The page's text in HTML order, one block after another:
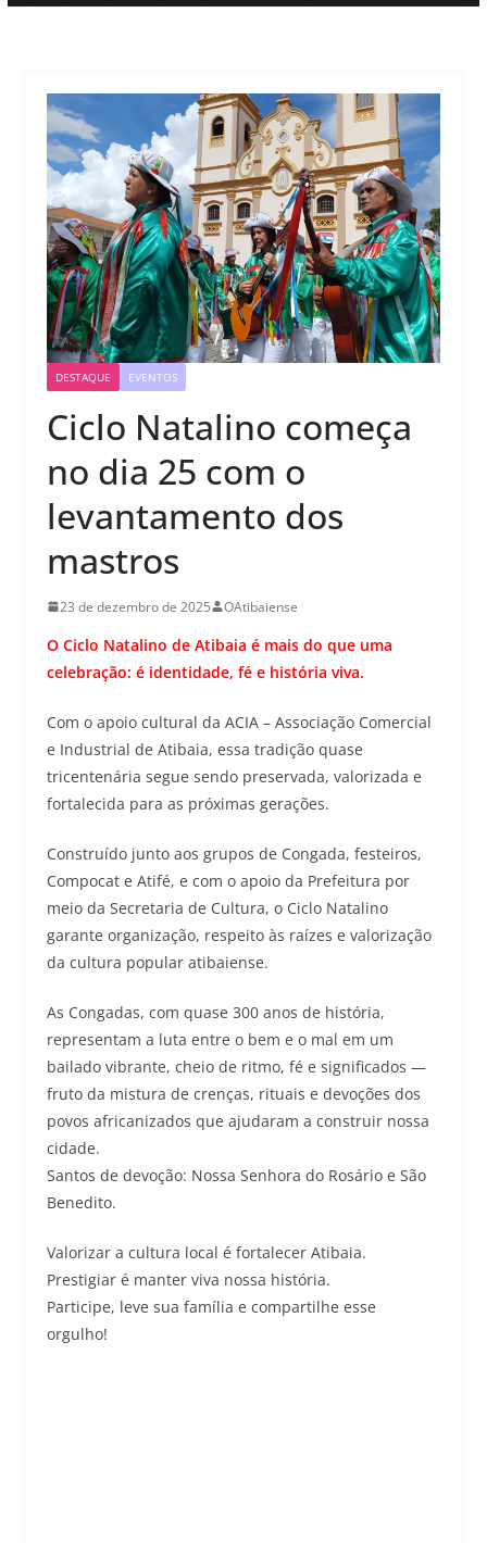
DESTAQUE EVENTOS
Ciclo Natalino começa
no dia 25 com o
levantamento dos
mastros
23 de dezembro de 2025 OAtibaiense
O Ciclo Natalino de Atibaia é mais do que uma
celebração: é identidade, fé e história viva.
Com o apoio cultural da ACIA – Associação Comercial
e Industrial de Atibaia, essa tradição quase
tricentenária segue sendo preservada, valorizada e
fortalecida para as próximas gerações.
Construído junto aos grupos de Congada, festeiros,
Compocat e Atifé, e com o apoio da Prefeitura por
meio da Secretaria de Cultura, o Ciclo Natalino
garante organização, respeito às raízes e valorização
da cultura popular atibaiense.
As Congadas, com quase 300 anos de história,
representam a luta entre o bem e o mal em um
bailado vibrante, cheio de ritmo, fé e significados —
fruto da mistura de crenças, rituais e devoções dos
povos africanizados que ajudaram a construir nossa
cidade.
Santos de devoção: Nossa Senhora do Rosário e São
Benedito.
Valorizar a cultura local é fortalecer Atibaia.
Prestigiar é manter viva nossa história.
Participe, leve sua família e compartilhe esse
orgulho!